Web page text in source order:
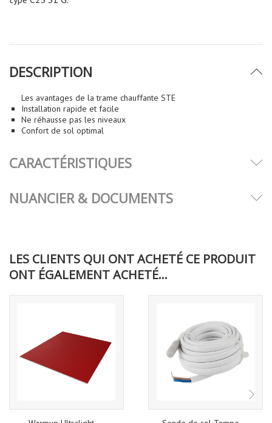
DESCRIPTION
Les avantages de la trame chauffante STE
Installation rapide et facile
Ne réhausse pas les niveaux
Confort de sol optimal
CARACTÉRISTIQUES
NUANCIER & DOCUMENTS
LES CLIENTS QUI ONT ACHETÉ CE PRODUIT
ONT ÉGALEMENT ACHETÉ...